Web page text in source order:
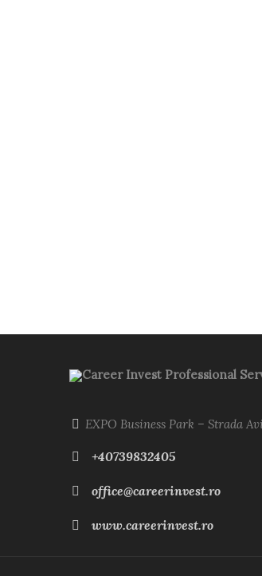
Career Invest Professional
EXPO Business Park – Strada
+40739832405
office@careerinvest.ro
www.careerinvest.ro